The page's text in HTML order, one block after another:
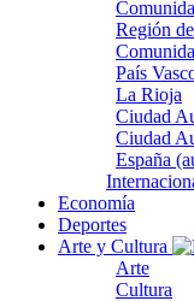
Región
País
La Rioja
Ciudad
Ciudad
España
Economía
Deportes
Arte y Cultura
Arte
Cultura